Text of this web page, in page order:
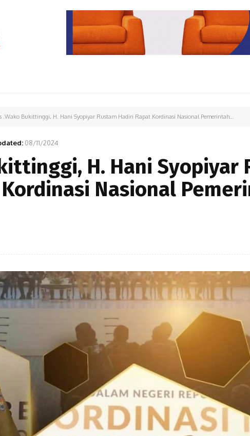
.Wako Bukittinggi, H. Hani Syopiyar Rustam Hadiri Rapat Kordinasi Nasional Pemerintah...
08/11/2024
H. Hani Syopiyar
Nasional